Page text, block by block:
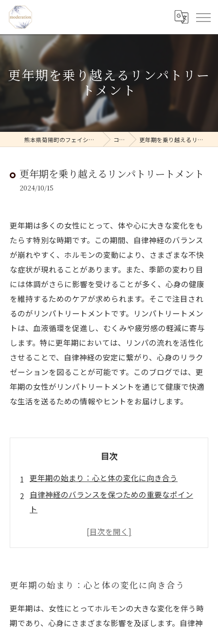
更年期を乗り越えるリンパトリー
トメント
熊本県菊陽町のフェイシャルならmoderation コラム 更年期を乗り越えるリンパトリートメント
更年期を乗り越えるリンパトリートメント
2024/10/15
更年期は多くの女性にとって、体や心に大きな変化をも
たらす特別な時期です。この期間、自律神経のバランス
が崩れやすく、ホルモンの変動により、さまざまな不快
な症状が現れることがあります。また、季節の変わり目
には体調がさらに影響を受けることが多く、心身の健康
を維持するためのケアが求められます。そこで注目され
るのがリンパトリートメントです。リンパトリートメン
トは、血液循環を促進し、むくみや疲労感の軽減に寄与
します。特に更年期においては、リンパの流れを活性化
させることで、自律神経の安定に繋がり、心身のリラク
ゼーションを図ることが可能です。このブログでは、更
年期の女性がリンパトリートメントを通じて健康で快適
な生活を送るための情報やヒントをお届けします。
目次
更年期の始まり：心と体の変化に向き合う
自律神経のバランスを保つための重要なポイン
ト
季節の変わり目に起こる体調不良とは？
心身の健康を維持するための、リンパトリート
メントの効果
healthier and happier life: リンパトリートメン
更年期の始まり：心と体の変化に向き合う
更年期は、女性にとってホルモンの大きな変化を伴う時
期であり、心身にさまざまな影響を及ぼします。自律神